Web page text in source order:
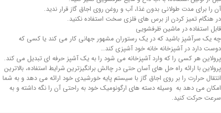
آن را برای مدت طولانی بدون غذا، آب و روغن روی اجاق گاز قرار ندید.
در هنگام تمیز کردن از برس های فلزی سخت استفاده نکنید.
قابل استفاده در ماشین ظرفشویی
چه یک سرآشپز باشید که در یک رستوران مشهور جهانی کار می کند یا کسی که
دوست دارد در آشپزخانه خانه خود آشپزی کند…
پرولاین هر کسی را که وارد آشپزخانه می شود را به یک آشپز حرفه ای تبدیل می کند.
پرولاین با ارائه راه حل های آسان حتی در چالش برانگیزترین شرایط استفاده، بالاترین
انتقال حرارت را بر روی اجاق گاز با سیستم پایه خورشیدی خود ارائه می دهد و به شما
امکان می دهد به وسیله دسته های ارگونومیک خود به راحتی آن را نگه داشته و به
سرعت حرکت کنید.